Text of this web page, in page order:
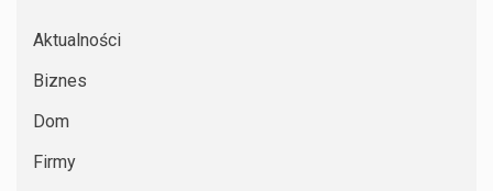
Aktualności
Biznes
Dom
Firmy